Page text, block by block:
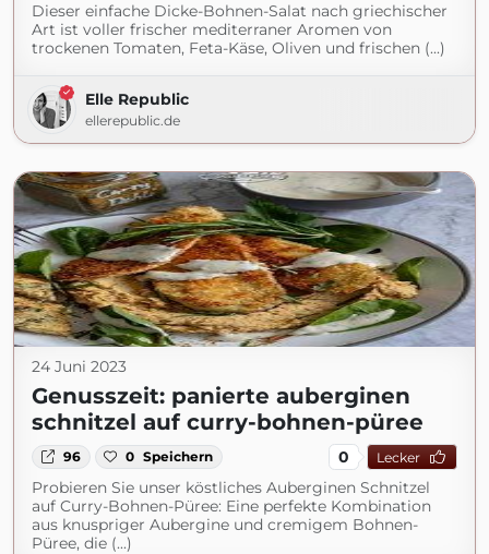
Dieser einfache Dicke-Bohnen-Salat nach griechischer
Art ist voller frischer mediterraner Aromen von
trockenen Tomaten, Feta-Käse, Oliven und frischen (...)
Elle Republic
ellerepublic.de
24 Juni 2023
Genusszeit: panierte auberginen
schnitzel auf curry-bohnen-püree
96 0 Speichern 0 Lecker
Probieren Sie unser köstliches Auberginen Schnitzel
auf Curry-Bohnen-Püree: Eine perfekte Kombination
aus knuspriger Aubergine und cremigem Bohnen-
Püree, die (...)